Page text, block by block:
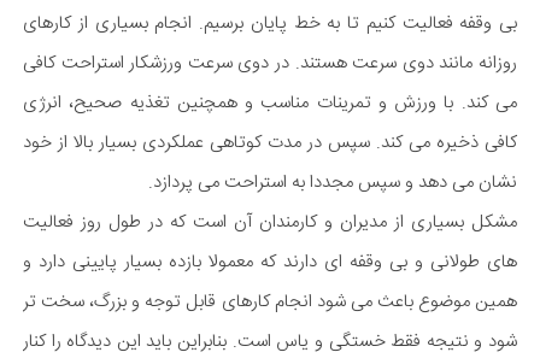
بی وقفه فعالیت کنیم تا به خط پایان برسیم. انجام بسیاری از کارهای
روزانه مانند دوی سرعت هستند. در دوی سرعت ورزشکار استراحت کافی
می کند. با ورزش و تمرینات مناسب و همچنین تغذیه صحیح، انرژی
کافی ذخیره می کند. سپس در مدت کوتاهی عملکردی بسیار بالا از خود
نشان می دهد و سپس مجددا به استراحت می پردازد.
مشکل بسیاری از مدیران و کارمندان آن است که در طول روز فعالیت
های طولانی و بی وقفه ای دارند که معمولا بازده بسیار پایینی دارد و
همین موضوع باعث می شود انجام کارهای قابل توجه و بزرگ، سخت تر
شود و نتیجه فقط خستگی و یاس است. بنابراین باید این دیدگاه را کنار